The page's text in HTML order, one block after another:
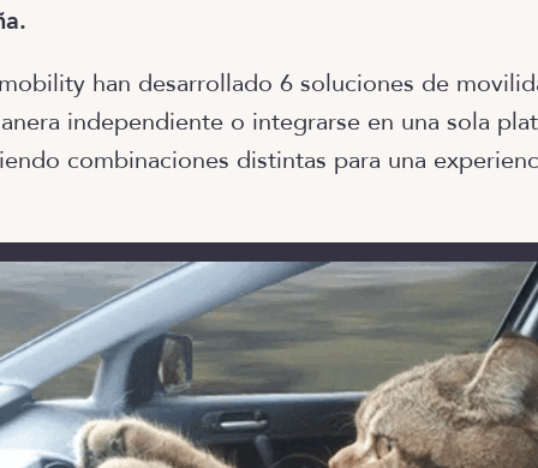
han desarrollado 6 soluciones de
independiente o integrarse en una sola
combinaciones distintas para una